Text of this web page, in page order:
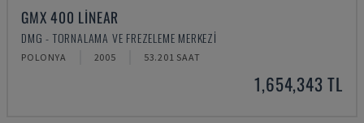
GMX 400 LINEAR
DMG - TORNALAMA VE FREZELEME MERKEZI
POLONYA 2005 53.201 SAAT
1,654,343 TL